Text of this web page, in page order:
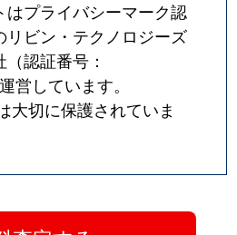
はプライバシーマーク認
リビン・テクノロジーズ
認証番号：
営しています。
大切に保護されていま